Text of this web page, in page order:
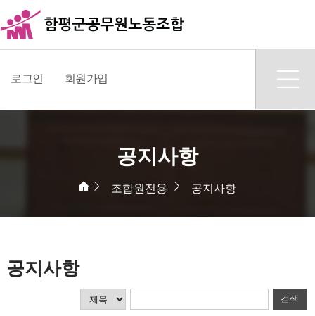
로그인 회원가입
공지사항
조합원전용 공지사항
공지사항
검색